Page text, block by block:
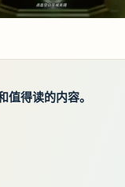
值得读的内容。